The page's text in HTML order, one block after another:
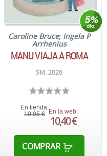
Caroline Bruce; Ingela P
Arrhenius
MANU VIAJA A ROMA
SM. 2026
En tienda:
10,95 € En la web:
10,40 €
COMPRAR